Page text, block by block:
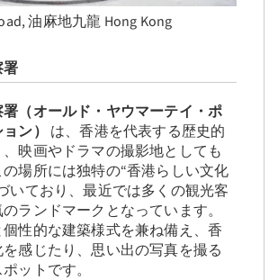
油麻地九龍 Hong Kong
署
署（オールド・ヤウマーテイ・ポ
ン）
は、香港を代表する歴史的
映画やドラマの撮影地としても
場所には独特の“香港らしい文化
いており、最近では多くの観光客
ランドマークとなっています。
性的な建築様式を兼ね備え、香
感じたり、思い出の写真を撮る
ットです。